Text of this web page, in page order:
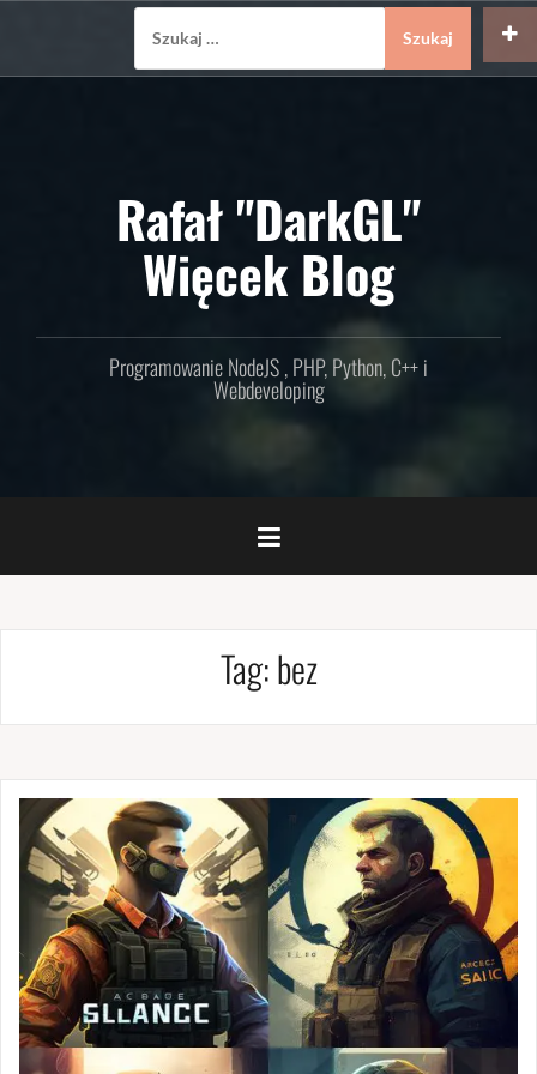
Rafał "DarkGL"
Więcek Blog
Programowanie NodeJS , PHP, Python, C++ i
Webdeveloping
Tag:bez